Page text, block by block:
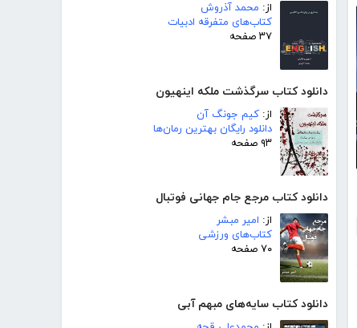
از: محمد آذروش
کتاب‌های متفرقه ادبیات
۳۷ صفحه
دانلود کتاب سرگذشت ملکه اینهیون
از: کیم جونگ آن
دانلود رایگان بهترین رمان‌ها
۹۳ صفحه
دانلود کتاب مرجع جام جهانی فوتبال
از: امیر مبشر
کتاب‌های ورزشی
۷۰ صفحه
دانلود کتاب سایه‌های مبهم آبی